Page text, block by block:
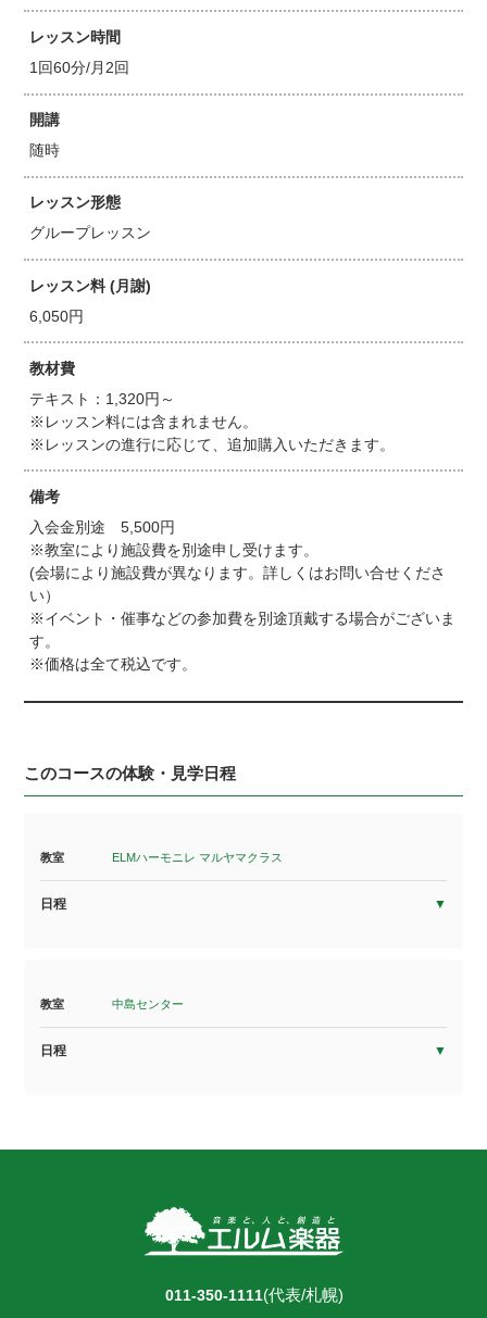
レッスン時間
1回60分/月2回
開講
随時
レッスン形態
グループレッスン
レッスン料 (月謝)
6,050円
教材費
テキスト：1,320円～
※レッスン料には含まれません。
※レッスンの進行に応じて、追加購入いただきます。
備考
入会金別途 5,500円
※教室により施設費を別途申し受けます。
(会場により施設費が異なります。詳しくはお問い合せくださ
い）
※イベント・催事などの参加費を別途頂戴する場合がございま
す。
※価格は全て税込です。
このコースの体験・見学日程
教室 ELMハーモニレ マルヤマクラス
日程
教室 中島センター
日程
011-350-1111(代表/札幌)